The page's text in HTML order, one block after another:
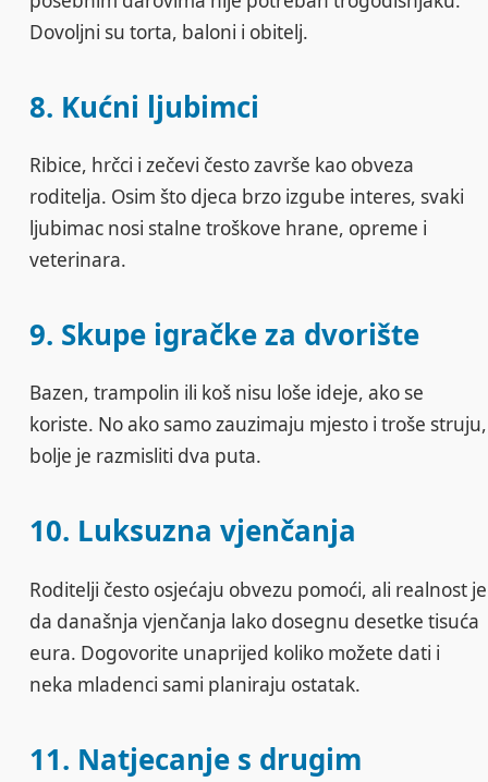
Dovoljni su torta, baloni i obitelj.
8. Kućni ljubimci
Ribice, hrčci i zečevi često završe kao obveza
roditelja. Osim što djeca brzo izgube interes, svaki
ljubimac nosi stalne troškove hrane, opreme i
veterinara.
9. Skupe igračke za dvorište
Bazen, trampolin ili koš nisu loše ideje, ako se
koriste. No ako samo zauzimaju mjesto i troše struju,
bolje je razmisliti dva puta.
10. Luksuzna vjenčanja
Roditelji često osjećaju obvezu pomoći, ali realnost je
da današnja vjenčanja lako dosegnu desetke tisuća
eura. Dogovorite unaprijed koliko možete dati i
neka mladenci sami planiraju ostatak.
11. Natjecanje s drugim